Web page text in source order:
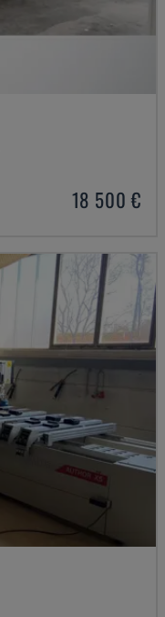
18 500 €